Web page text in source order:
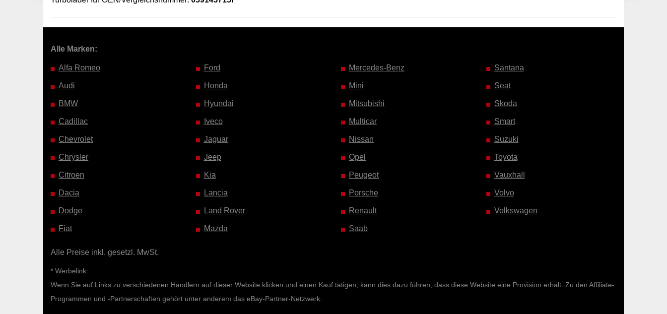
Alle Marken:
Alfa Romeo
Audi
BMW
Cadillac
Chevrolet
Chrysler
Citroen
Dacia
Dodge
Fiat
Ford
Honda
Hyundai
Iveco
Jaguar
Jeep
Kia
Lancia
Land Rover
Mazda
Mercedes-Benz
Mini
Mitsubishi
Multicar
Nissan
Opel
Peugeot
Porsche
Renault
Saab
Santana
Seat
Skoda
Smart
Suzuki
Toyota
Vauxhall
Volvo
Volkswagen
Alle Preise inkl. gesetzl. MwSt.
* Werbelink:
Wenn Sie auf Links zu verschiedenen Händlern auf dieser Website klicken und einen Kauf tätigen, kann dies dazu führen, dass diese Website eine Provision erhält. Zu den Affiliate-
Programmen und -Partnerschaften gehört unter anderem das eBay-Partner-Netzwerk.